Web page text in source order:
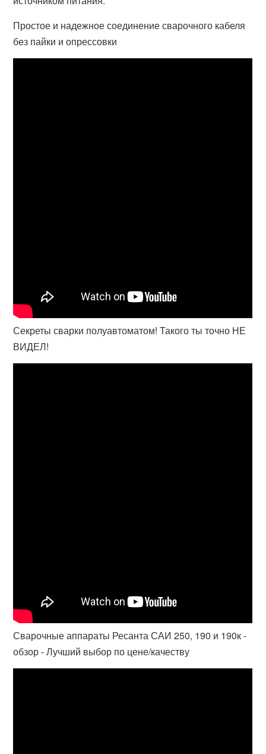
Простое и надежное соединение сварочного кабеля
без пайки и опрессовки
Секреты сварки полуавтоматом! Такого ты точно НЕ
ВИДЕЛ!
Сварочные аппараты Ресанта САИ 250, 190 и 190к -
обзор - Лучший выбор по цене/качеству